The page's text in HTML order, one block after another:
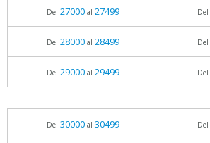
Del 27000al 27499 Del
Del 28000al 28499 Del
Del 29000al 29499 Del
Del 30000al 30499 Del